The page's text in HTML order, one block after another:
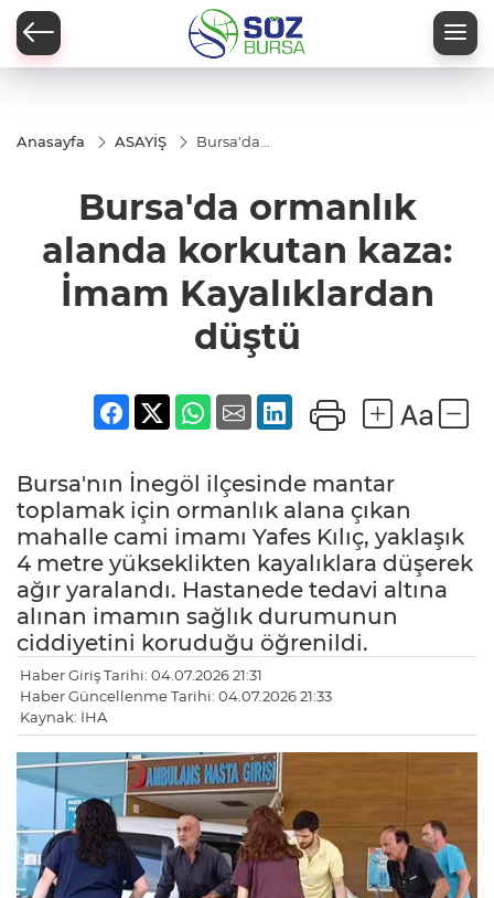
Anasayfa ASAYİŞ
Bursa'da
korkutan
kaza: İmam
düştü
Bursa'da ormanlık
alanda korkutan kaza:
İmam Kayalıklardan
düştü
Bursa'nın İnegöl ilçesinde mantar
toplamak için ormanlık alana çıkan
mahalle cami imamı Yafes Kılıç, yaklaşık
4 metre yükseklikten kayalıklara düşerek
ağır yaralandı. Hastanede tedavi altına
alınan imamın sağlık durumunun
ciddiyetini koruduğu öğrenildi.
Haber Giriş Tarihi: 04.07.2026 21:31
Haber Güncellenme Tarihi: 04.07.2026 21:33
Kaynak: İHA